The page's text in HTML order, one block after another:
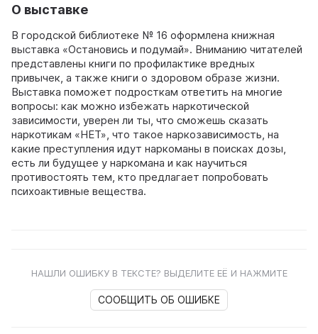
О выставке
В городской библиотеке № 16 оформлена книжная
выставка «Остановись и подумай». Вниманию читателей
представлены книги по профилактике вредных
привычек, а также книги о здоровом образе жизни.
Выставка поможет подросткам ответить на многие
вопросы: как можно избежать наркотической
зависимости, уверен ли ты, что сможешь сказать
наркотикам «НЕТ», что такое наркозависимость, на
какие преступления идут наркоманы в поисках дозы,
есть ли будущее у наркомана и как научиться
противостоять тем, кто предлагает попробовать
психоактивные вещества.
НАШЛИ ОШИБКУ В ТЕКСТЕ? ВЫДЕЛИТЕ ЕЁ И НАЖМИТЕ
СООБЩИТЬ ОБ ОШИБКЕ